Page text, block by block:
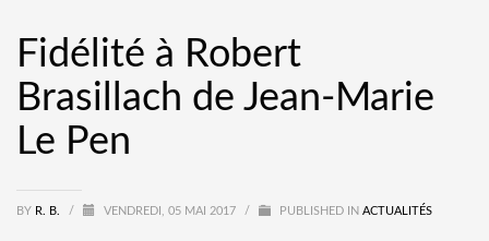
Fidélité à Robert
Brasillach de Jean-Marie
Le Pen
BY R. B. / VENDREDI, 05 MAI 2017 / PUBLISHED IN ACTUALITÉS